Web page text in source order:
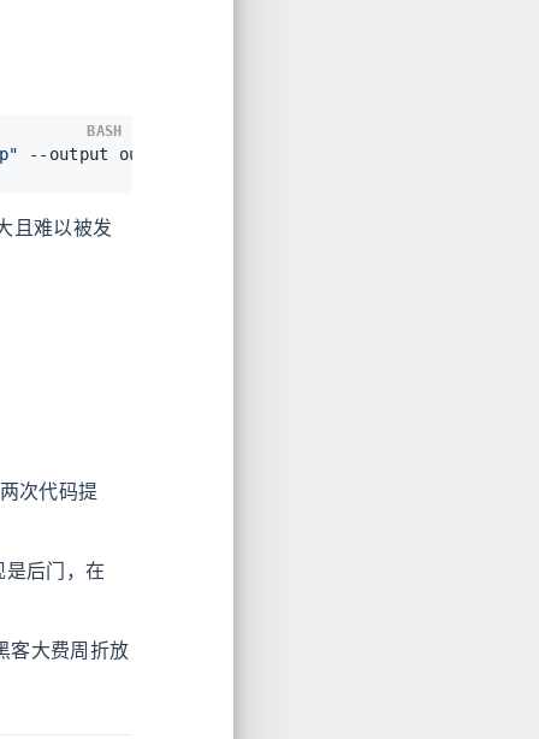
--output out.txt
BASH
且难以被发
次代码提
后门，在
客大费周折放